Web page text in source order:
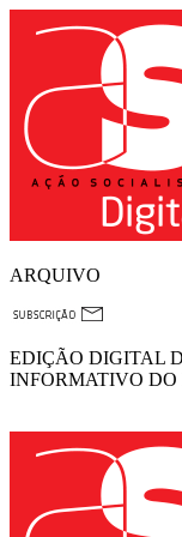
ARQUIVO
EDIÇÃO DIGITAL
INFORMATIVO DO